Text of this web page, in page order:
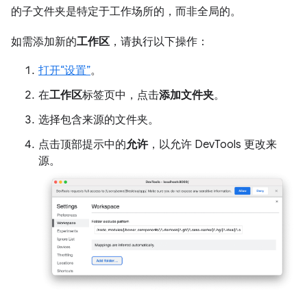
的子文件夹是特定于工作场所的，而非全局的。
如需添加新的工作区 ，请执行以下操作：
打开“设置”。
在工作区标签页中，点击添加文件夹。
选择包含来源的文件夹。
点击顶部提示中的允许 ，以允许 DevTools 更改来
源。